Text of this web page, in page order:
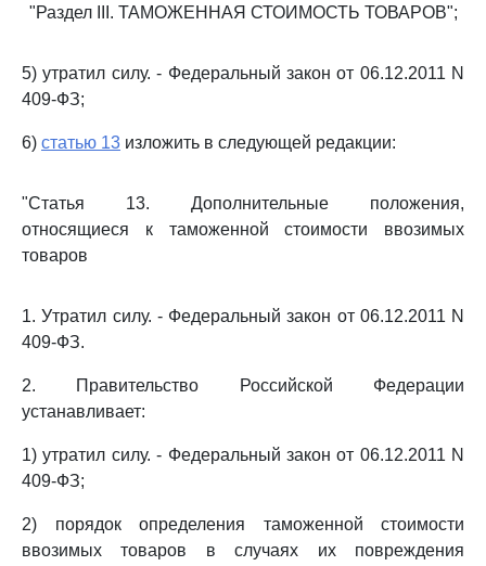
"Раздел III. ТАМОЖЕННАЯ СТОИМОСТЬ ТОВАРОВ";
5) утратил силу. - Федеральный закон от 06.12.2011 N
409-ФЗ;
6) статью 13 изложить в следующей редакции:
"Статья 13. Дополнительные положения,
относящиеся к таможенной стоимости ввозимых
товаров
1. Утратил силу. - Федеральный закон от 06.12.2011 N
409-ФЗ.
2. Правительство Российской Федерации
устанавливает:
1) утратил силу. - Федеральный закон от 06.12.2011 N
409-ФЗ;
2) порядок определения таможенной стоимости
ввозимых товаров в случаях их повреждения